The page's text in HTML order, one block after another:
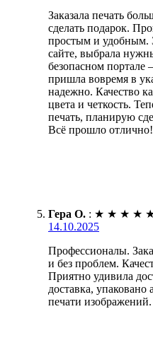
Заказала печать
сделать подарок.
простым и удобным.
сайте, выбрала
безопасном портале
пришла вовремя в
надежно. Качество
цвета и четкость.
печать, планирую
Всё прошло отлично!
Гера О. : ★ ★ ★ ★
14.10.2025
Профессионалы.
и без проблем.
Приятно удивила
доставка,
печати изображений.